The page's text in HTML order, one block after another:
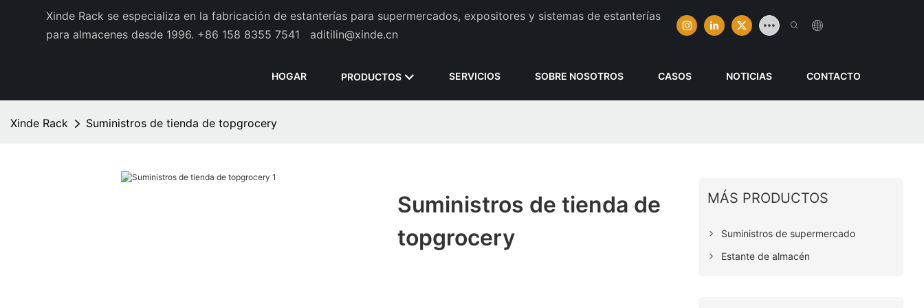
Xinde Rack se especializa en la fabricación de estanterías para supermercados, expositores y sistemas de estanterías
para almacenes desde 1996. +86 158 8355 7541 aditilin@xinde.cn
HOGAR PRODUCTOS SERVICIOS SOBRE NOSOTROS CASOS NOTICIAS CONTACTO
Xinde Rack Suministros de tienda de topgrocery
Suministros de tienda de
topgrocery
MÁS PRODUCTOS
Suministros de supermercado
Estante de almacén